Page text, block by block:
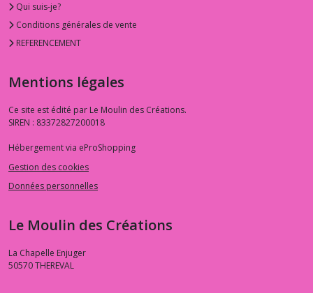
Qui suis-je?
Conditions générales de vente
REFERENCEMENT
Mentions légales
Ce site est édité par Le Moulin des Créations.
SIREN : 83372827200018
Hébergement via eProShopping
Gestion des cookies
Données personnelles
Le Moulin des Créations
La Chapelle Enjuger
50570THEREVAL